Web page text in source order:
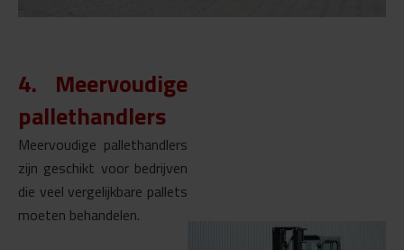
4. Meervoudige
pallethandlers
Meervoudige pallethandlers
zijn geschikt voor bedrijven
die veel vergelijkbare pallets
moeten behandelen.